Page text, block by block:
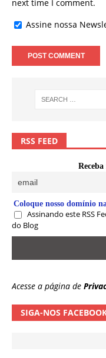
next time I comment.
Assine nossa
RSS FEED
Coloque nosso domínio
Assinando este RSS
do Blog
Acesse a página de
SIGA-NOS